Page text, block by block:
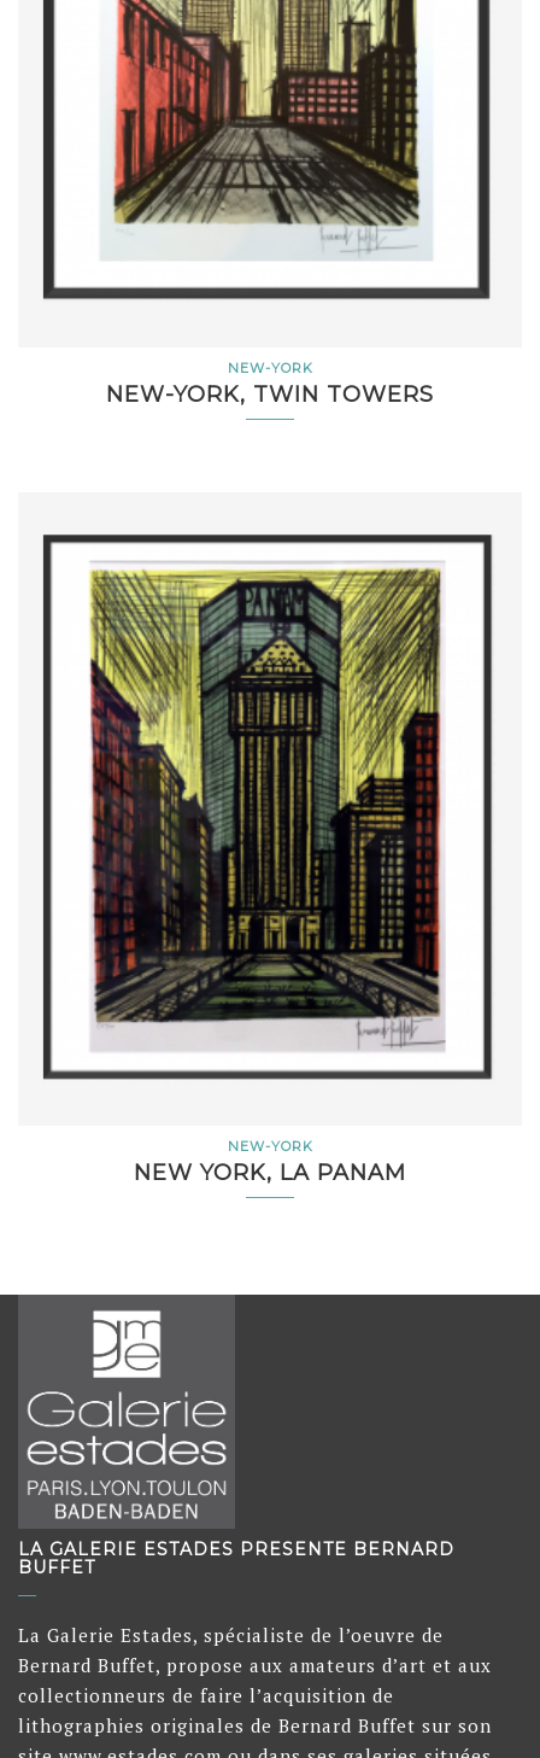
NEW-YORK
NEW-YORK, TWIN TOWERS
NEW-YORK
NEW YORK, LA PANAM
LA GALERIE ESTADES PRESENTE BERNARD
BUFFET
La Galerie Estades, spécialiste de l’oeuvre de
Bernard Buffet, propose aux amateurs d’art et aux
collectionneurs de faire l’acquisition de
lithographies originales de Bernard Buffet sur son